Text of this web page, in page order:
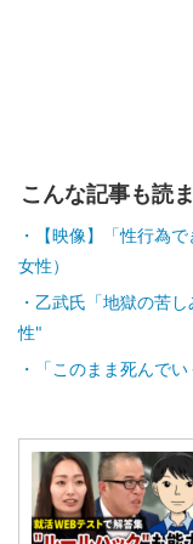
こんな記事も読
【映像】「性行為
女性）
乙武氏「地獄の苦
性"
「このまま死んで